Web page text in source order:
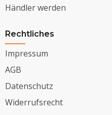
Händler werden
Rechtliches
Impressum
AGB
Datenschutz
Widerrufsrecht